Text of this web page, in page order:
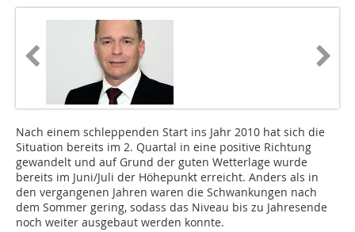
Nach einem schleppenden Start ins Jahr 2010 hat sich die
Situation bereits im 2. Quartal in eine positive Richtung
gewandelt und auf Grund der guten Wetterlage wurde
bereits im Juni/Juli der Höhepunkt erreicht. Anders als in
den vergangenen Jahren waren die Schwankungen nach
dem Sommer gering, sodass das Niveau bis zu Jahresende
noch weiter ausgebaut werden konnte.